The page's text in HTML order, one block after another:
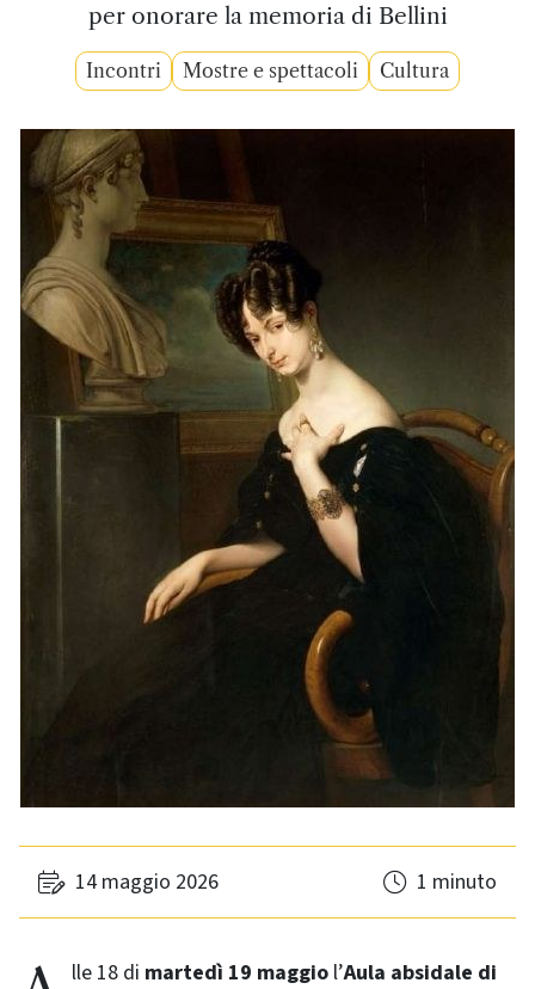
per onorare la memoria di Bellini
Incontri Mostre e spettacoli Cultura
14 maggio 2026 1 minuto
Alle 18 di martedì 19 maggio l’Aula absidale di